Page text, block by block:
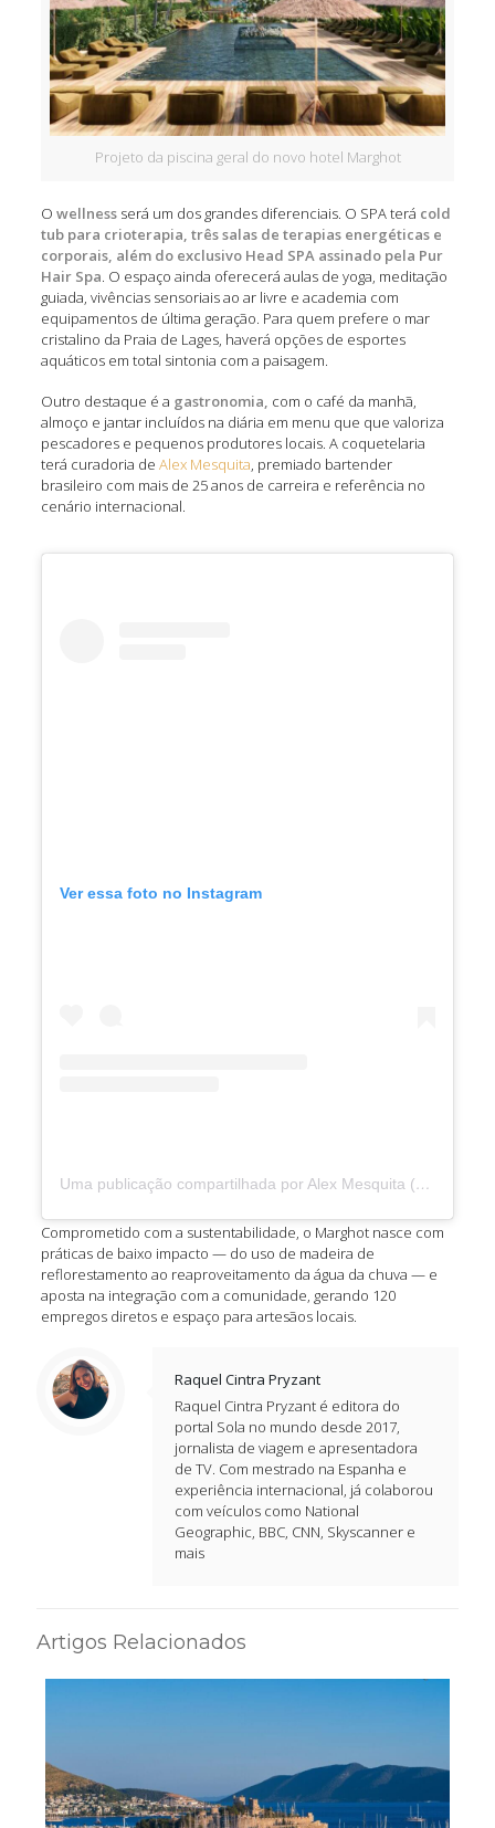
Projeto da piscina geral do novo hotel Marghot
O wellnessserá um dos grandes diferenciais. O SPA terá cold
tub para crioterapia, três salas de terapias energéticas e
corporais, além do exclusivo Head SPA assinado pela Pur
Hair Spa. O espaço ainda oferecerá aulas de yoga, meditação
guiada, vivências sensoriais ao ar livre e academia com
equipamentos de última geração. Para quem prefere o mar
cristalino da Praia de Lages, haverá opções de esportes
aquáticos em total sintonia com a paisagem.
Outro destaque é a gastronomia, com o café da manhã,
almoço e jantar incluídos na diária em menu que que valoriza
pescadores e pequenos produtores locais. A coquetelaria
terá curadoria de Alex Mesquita, premiado bartender
brasileiro com mais de 25 anos de carreira e referência no
cenário internacional.
Ver essa foto no Instagram
Uma publicação compartilhada por Alex Mesquita (@oalexmesquita)
Comprometido com a sustentabilidade, o Marghot nasce com
práticas de baixo impacto — do uso de madeira de
reflorestamento ao reaproveitamento da água da chuva — e
aposta na integração com a comunidade, gerando 120
empregos diretos e espaço para artesãos locais.
Raquel Cintra Pryzant
Raquel Cintra Pryzant é editora do
portal Sola no mundo desde 2017,
jornalista de viagem e apresentadora
de TV. Com mestrado na Espanha e
experiência internacional, já colaborou
com veículos como National
Geographic, BBC, CNN, Skyscanner e
mais
Artigos Relacionados